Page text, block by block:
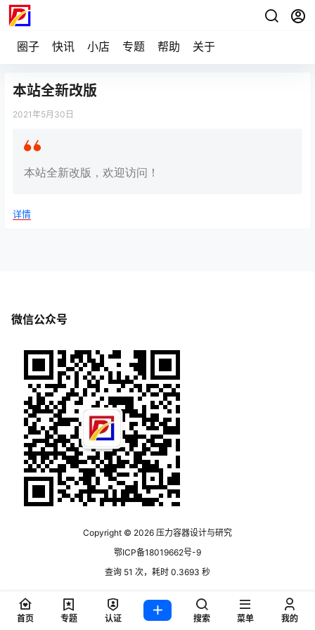
圈子 快讯 小店 专题 帮助 关于
本站全新改版
2021年5月30日
本站全新改版，欢迎访问！
详情
微信公众号
Copyright © 2026 压力容器设计与研究
鄂ICP备18019662号-9
查询 51 次，耗时 0.3693 秒
首页 专题 认证 搜索 菜单 我的